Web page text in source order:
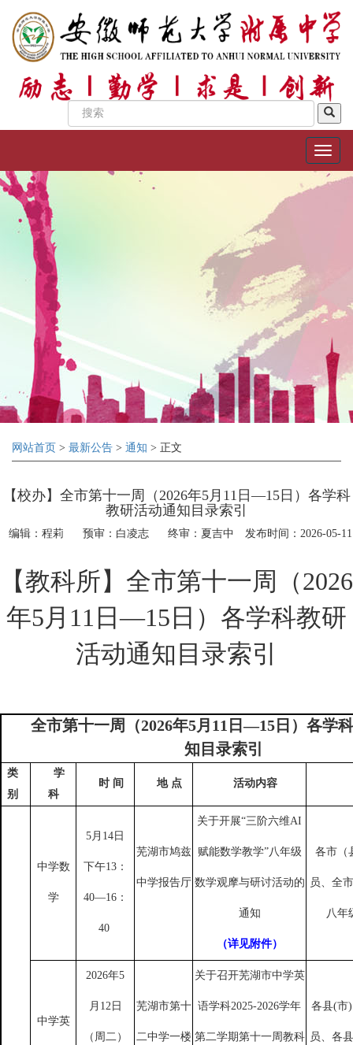
网站首页 > 最新公告 > 通知 > 正文
【校办】全市第十一周（2026年5月11日—15日）各学科
教研活动通知目录索引
编辑：程莉 预审：白凌志 终审：夏吉中 发布时间：2026-05-11
【教科所】全市第十一周（2026
年5月11日—15日）各学科教研
活动通知 目录索引
全市第十一周（2026年5月11日—15日）各学
知目录索引
类
别
学
科
时 间 地 点 活动内容
中学数
学
5月14日
下午13：
40—16：
40
芜湖市鸠兹
中学报告厅
关于开展“三阶六维AI
赋能数学教学”八年级
数学观摩与研讨活动的
通知
（详见附件）
各市（
员、全
八年
中学英
2026年5
月12日
（周二）
芜湖市第十
二中学一楼
关于召开芜湖市中学英
语学科2025-2026学年
第二学期第十一周教科
各县(市
员、各